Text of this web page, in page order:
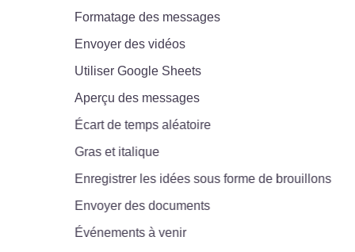
Formatage des messages
Envoyer des vidéos
Utiliser Google Sheets
Aperçu des messages
Écart de temps aléatoire
Gras et italique
Enregistrer les idées sous forme de brouillons
Envoyer des documents
Événements à venir